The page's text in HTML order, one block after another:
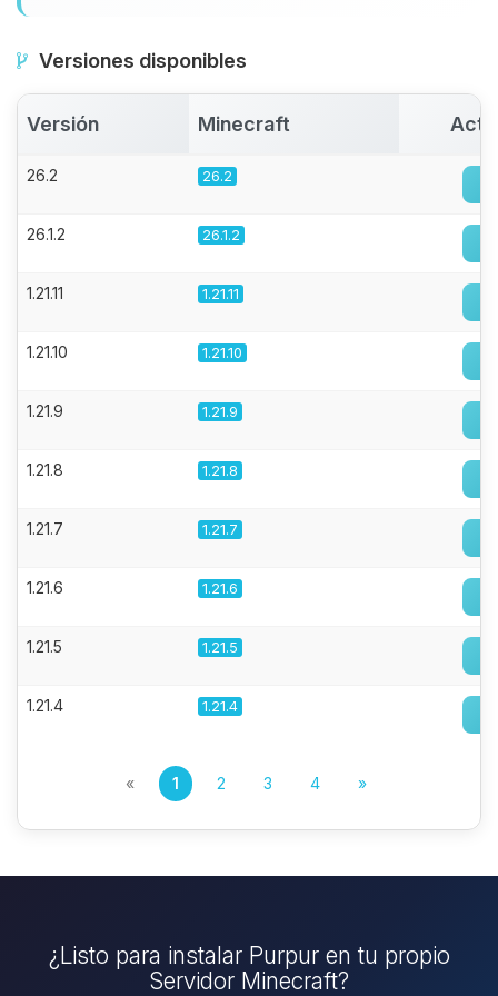
Versiones disponibles
Versión Minecraft
26.2 26.2
26.1.2 26.1.2
1.21.11 1.21.11
1.21.10 1.21.10
1.21.9 1.21.9
1.21.8 1.21.8
1.21.7 1.21.7
1.21.6 1.21.6
1.21.5 1.21.5
1.21.4 1.21.4
« 1 2 3 4 »
¿Listo para instalar Purpur en tu propio
Servidor Minecraft?